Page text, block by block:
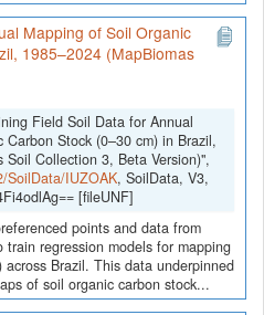
Mapping of Soil Organic
1985–2024 (MapBiomas
Field Soil Data for Annual
Carbon Stock (0–30 cm) in Brazil,
Soil Collection 3, Beta Version)",
SoilData/IUZOAK, SoilData, V3,
[fileUNF]
points and data from
regression models for mapping
Brazil. This data underpinned
of soil organic carbon stock...